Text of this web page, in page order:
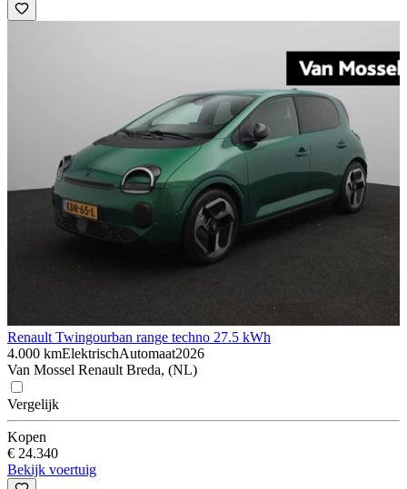
Renault Twingourban range techno 27.5 kWh
4.000 kmElektrischAutomaat2026
Van Mossel Renault Breda, (NL)
Vergelijk
Kopen
€ 24.340
Bekijk voertuig